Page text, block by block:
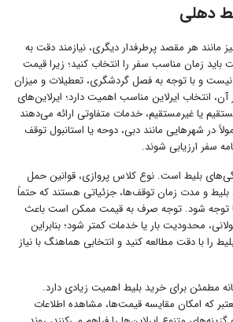
دهلی
مانند هر مقصد پرطرفدار دیگری، نیازمند دقت به
زمان مناسب سفر را انتخاب کنید؛ زیرا قیمت
و با توجه به فصل گردشگری، تعطیلات و میزان
انتخاب ایرلاین مناسب اهمیت دارد؛ ایرلاین‌های
یا غیرمستقیم، خدمات متفاوتی ارائه می‌دهند
در شهرهایی مانند دبی، دوحه یا استانبول توقف
سفر ارزیابی شوند.
بلیط است. نوع کلاس پروازی، قوانین حمل
بلیط و مدت زمان توقف‌ها، جزئیاتی هستند که حتماً
توجه شود. توجه صرف به قیمت ممکن است باعث
محدودیت بار یا خدمات کمتر شود؛ بنابراین
را با دقت مطالعه کنید و انتخابی هماهنگ با نیاز
مطمئن برای خرید بلیط اهمیت زیادی دارد.
که امکان مقایسه قیمت‌ها، مشاهده اطلاعات